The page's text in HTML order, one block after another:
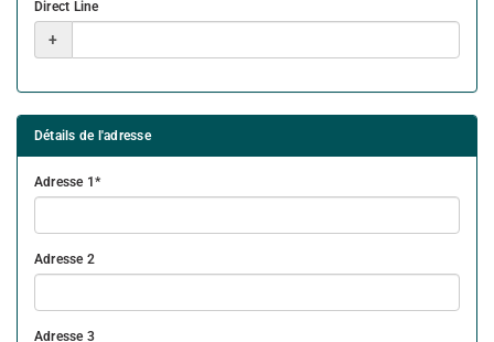
Direct Line
+
Détails de l'adresse
Adresse 1
Adresse 2
Adresse 3